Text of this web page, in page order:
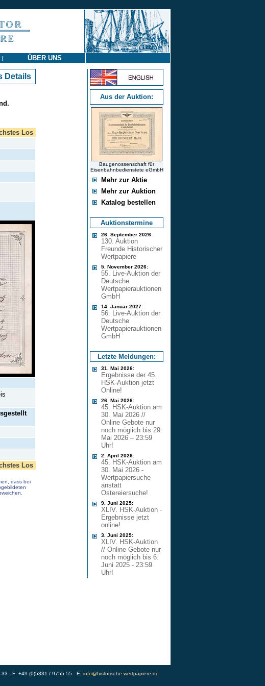
| ÜBER UNS
Details
Los
Los
dass bei
Aus der Auktion:
Baugenossenschaft für
Eisenbahnbedienstete eGmbH
Mehr zur Aktie
Mehr zur Auktion
Katalog bestellen
Auktionstermine
26. September 2026:
130. Auktion
Freunde Historischer
Wertpapiere
5. November 2026:
55. Live-Auktion der
Deutsche
Wertpapierauktionen
GmbH
14. Januar 2027:
56. Live-Auktion der
Deutsche
Wertpapierauktionen
GmbH
Letzte Meldungen:
31. Mai 2026:
Ergebnisse der 45.
HSK-Auktion jetzt
Online!
26. Mai 2026:
45. HSK-Auktion am
30. Mai 2026 //
Online Gebote nur
noch möglich bis 29.
Mai 2026 – 23:59
Uhr!
2. April 2026:
45. HSK-Auktion am
30. Mai 2026 -
Wertpapiersuche
anstatt
Ostereiersuche!
9. Juni 2025:
XLIV. HSK-Auktion -
Ergebnisse jetzt
online!
3. Juni 2025:
XLIV. HSK-Auktion
// Online Gebote nur
noch möglich bis 6.
Juni 2025 - 23:59
Uhr!
- F: +49 (0)5331 / 9755 55 - E: info@historische-wertpapiere.de